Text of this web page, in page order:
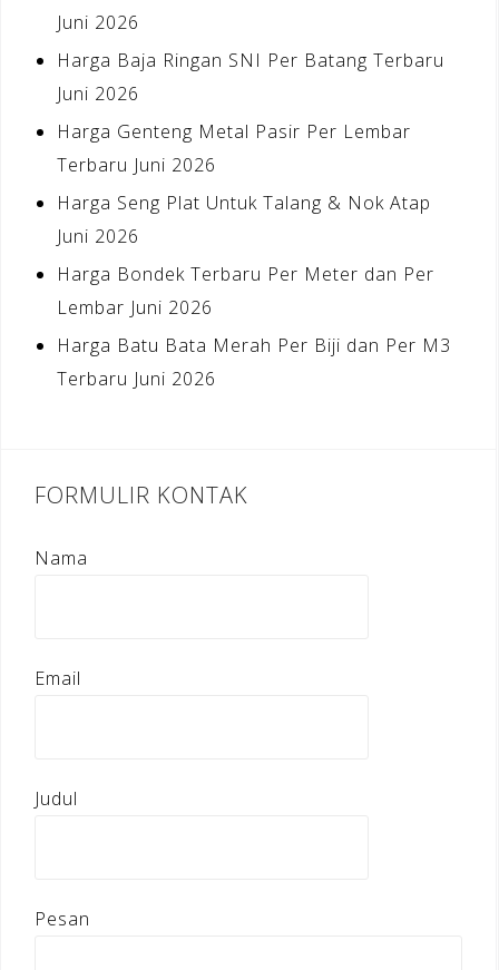
Juni 2026
Harga Baja Ringan SNI Per Batang Terbaru
Juni 2026
Harga Genteng Metal Pasir Per Lembar
Terbaru Juni 2026
Harga Seng Plat Untuk Talang & Nok Atap
Juni 2026
Harga Bondek Terbaru Per Meter dan Per
Lembar Juni 2026
Harga Batu Bata Merah Per Biji dan Per M3
Terbaru Juni 2026
FORMULIR KONTAK
Nama
Email
Judul
Pesan